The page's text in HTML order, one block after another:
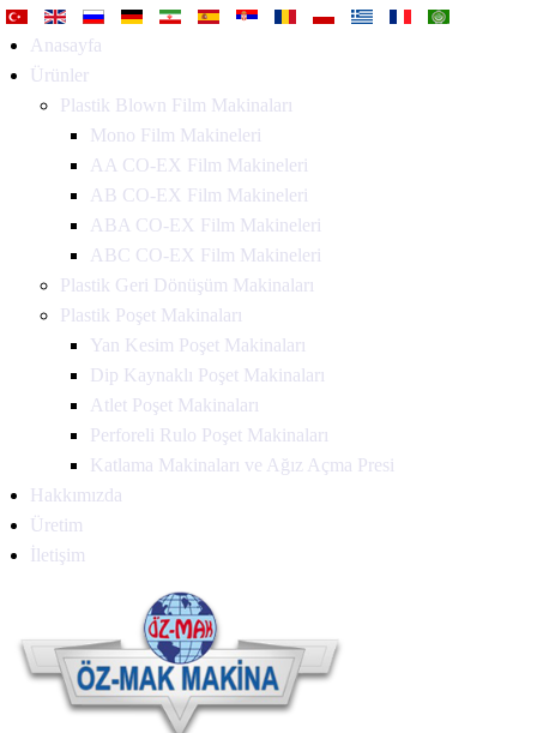
Anasayfa
Ürünler
Plastik Blown Film Makinaları
Mono Film Makineleri
AA CO-EX Film Makineleri
AB CO-EX Film Makineleri
ABA CO-EX Film Makineleri
ABC CO-EX Film Makineleri
Plastik Geri Dönüşüm Makinaları
Plastik Poşet Makinaları
Yan Kesim Poşet Makinaları
Dip Kaynaklı Poşet Makinaları
Atlet Poşet Makinaları
Perforeli Rulo Poşet Makinaları
Katlama Makinaları ve Ağız Açma Presi
Hakkımızda
Üretim
İletişim